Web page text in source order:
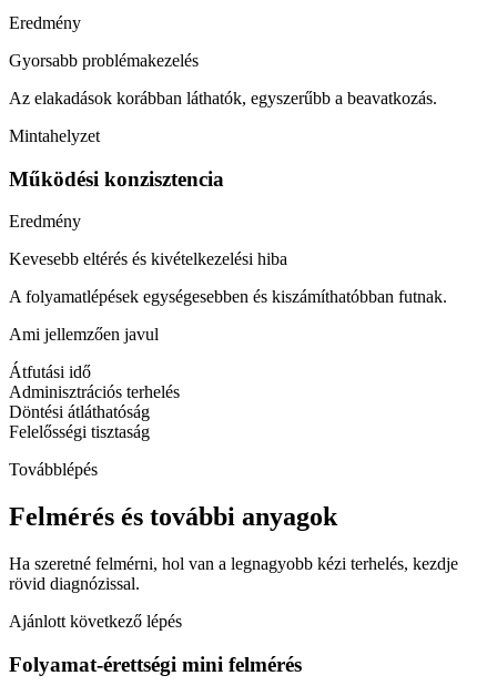
Eredmény
Gyorsabb problémakezelés
Az elakadások korábban láthatók, egyszerűbb a beavatkozás.
Mintahelyzet
Működési konzisztencia
Eredmény
Kevesebb eltérés és kivételkezelési hiba
A folyamatlépések egységesebben és kiszámíthatóbban futnak.
Ami jellemzően javul
Átfutási idő
Adminisztrációs terhelés
Döntési átláthatóság
Felelősségi tisztaság
Továbblépés
Felmérés és további anyagok
Ha szeretné felmérni, hol van a legnagyobb kézi terhelés, kezdje
rövid diagnózissal.
Ajánlott következő lépés
Folyamat-érettségi mini felmérés